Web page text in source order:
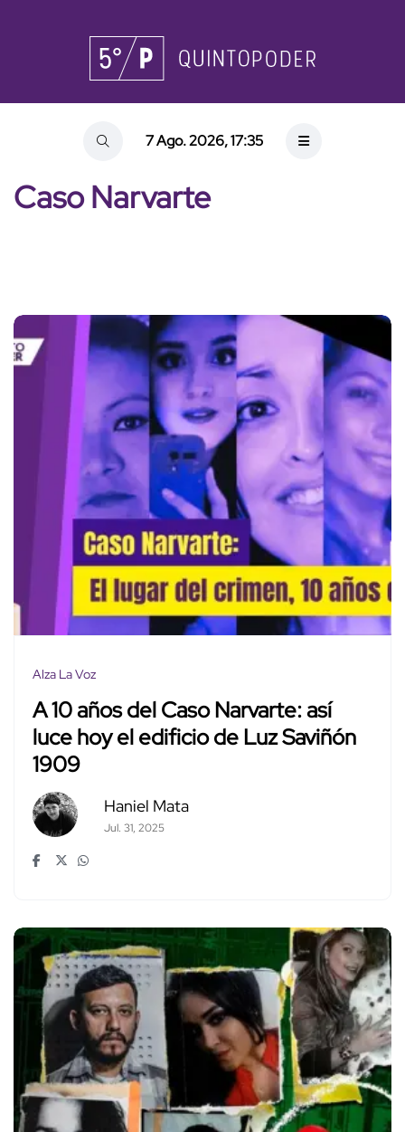
7 Ago. 2026, 17:35
Caso Narvarte
Alza La Voz
A 10 años del Caso Narvarte: así
luce hoy el edificio de Luz Saviñón
1909
Haniel Mata
Jul. 31, 2025